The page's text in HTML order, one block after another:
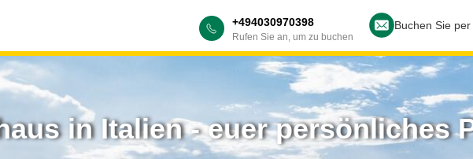
+494030970398
Rufen Sie an, um zu buchen
Buchen Sie
in Italien - euer persönliches